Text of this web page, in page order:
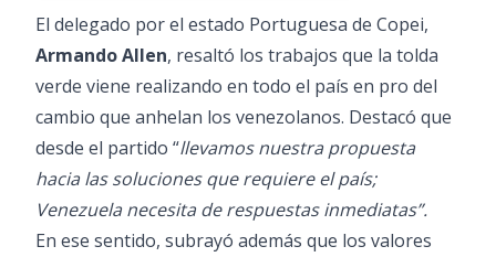
El delegado por el estado Portuguesa de Copei,
Armando Allen, resaltó los trabajos que la tolda
verde viene realizando en todo el país en pro del
cambio que anhelan los venezolanos. Destacó que
desde el partido “llevamos nuestra propuesta
hacia las soluciones que requiere el país;
Venezuela necesita de respuestas inmediatas”.
En ese sentido, subrayó además que los valores